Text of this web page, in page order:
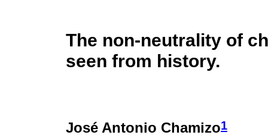
The non-neutrality of
seen from history.
José Antonio Chamizo1